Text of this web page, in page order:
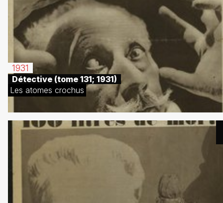
1931
Détective (tome 131; 1931)
Les atomes crochus